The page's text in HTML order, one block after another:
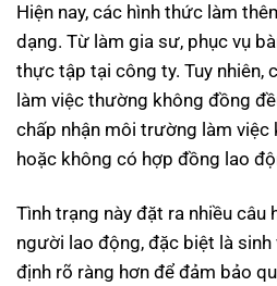
Hiện nay, các hình thức làm
dạng. Từ làm gia sư, phục vụ
thực tập tại công ty. Tuy nhiên,
làm việc thường không đồng
chấp nhận môi trường làm việc
hoặc không có hợp đồng lao
Tình trạng này đặt ra nhiều câu
người lao động, đặc biệt là sinh
định rõ ràng hơn để đảm bảo